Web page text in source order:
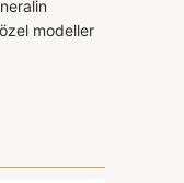
modeller